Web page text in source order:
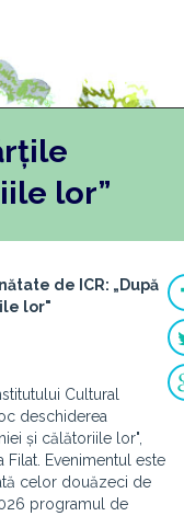
lor”
de ICR: „După
lor"
Cultural
deschiderea
și călătoriile lor",
Filat. Evenimentul este
celor douăzeci de
programul de